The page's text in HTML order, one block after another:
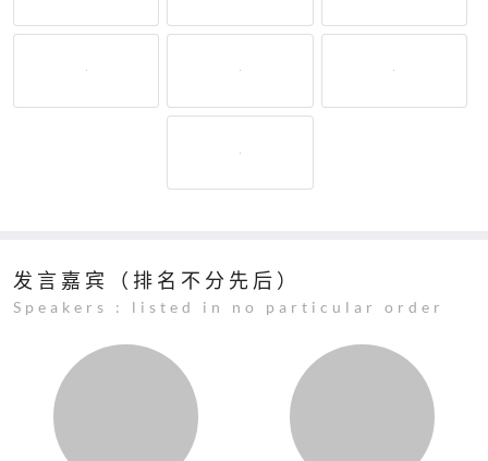
发言嘉宾（排名不分先后）
Speakers : listed in no particular order